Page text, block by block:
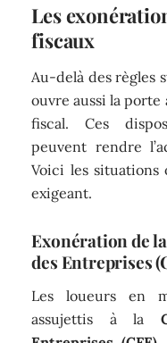
Les
fiscaux
Au-delà des règles
ouvre aussi la porte
fiscal. Ces
peuvent rendre
Voici les situations
exigeant.
Exonération de
des Entreprises
Les loueurs en
assujettis à la